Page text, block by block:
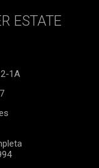
ESTATE
1A